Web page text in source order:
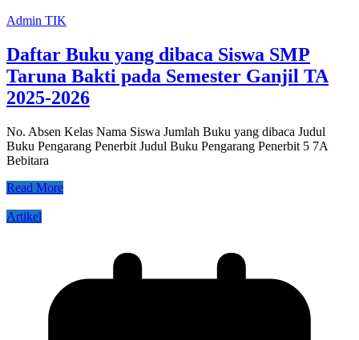
Admin TIK
Daftar Buku yang dibaca Siswa SMP
Taruna Bakti pada Semester Ganjil TA
2025-2026
No. Absen Kelas Nama Siswa Jumlah Buku yang dibaca Judul
Buku Pengarang Penerbit Judul Buku Pengarang Penerbit 5 7A
Bebitara
Read More
Artikel